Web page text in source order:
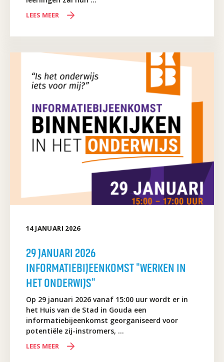
LEES MEER
14 JANUARI 2026
29 JANUARI 2026
INFORMATIEBIJEENKOMST "WERKEN IN
HET ONDERWIJS"
Op 29 januari 2026 vanaf 15:00 uur wordt er in
het Huis van de Stad in Gouda een
informatiebijeenkomst georganiseerd voor
potentiële zij-instromers, …
LEES MEER